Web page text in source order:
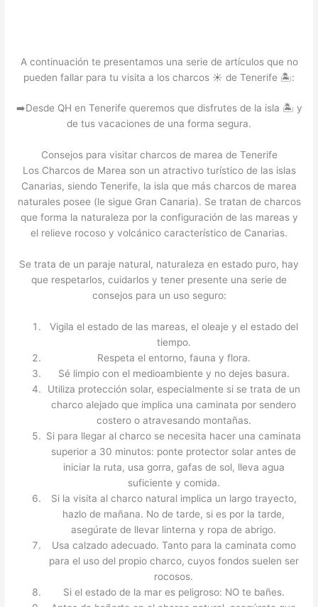
A continuación te presentamos una serie de artículos que no
pueden fallar para tu visita a los charcos ☀️ de Tenerife 🏝️:
➡️Desde QH en Tenerife queremos que disfrutes de la isla 🏝️ y
de tus vacaciones de una forma segura.
Consejos para visitar charcos de marea de Tenerife
Los Charcos de Marea son un atractivo turístico de las islas
Canarias, siendo Tenerife, la isla que más charcos de marea
naturales posee (le sigue Gran Canaria). Se tratan de charcos
que forma la naturaleza por la configuración de las mareas y
el relieve rocoso y volcánico característico de Canarias.
Se trata de un paraje natural, naturaleza en estado puro, hay
que respetarlos, cuidarlos y tener presente una serie de
consejos para un uso seguro:
Vigila el estado de las mareas, el oleaje y el estado del
tiempo.
Respeta el entorno, fauna y flora.
Sé limpio con el medioambiente y no dejes basura.
Utiliza protección solar, especialmente si se trata de un
charco alejado que implica una caminata por sendero
costero o atravesando montañas.
Si para llegar al charco se necesita hacer una caminata
superior a 30 minutos: ponte protector solar antes de
iniciar la ruta, usa gorra, gafas de sol, lleva agua
suficiente y comida.
Si la visita al charco natural implica un largo trayecto,
hazlo de mañana. No de tarde, si es por la tarde,
asegúrate de llevar linterna y ropa de abrigo.
Usa calzado adecuado. Tanto para la caminata como
para el uso del propio charco, cuyos fondos suelen ser
rocosos.
Si el estado de la mar es peligroso: NO te bañes.